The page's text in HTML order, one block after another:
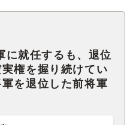
に就任するも、退位
権を握り続けてい
を退位した前将軍